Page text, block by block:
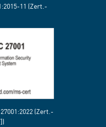
11 (Zert.-
(Zert.-